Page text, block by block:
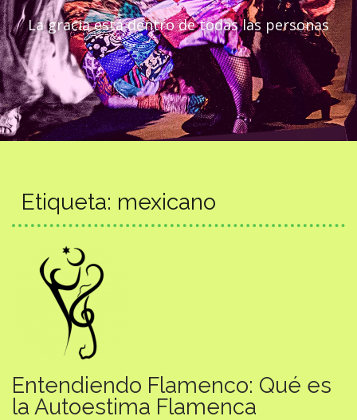
La gracia está dentro de todas las personas
Etiqueta: mexicano
Entendiendo Flamenco: Qué es
la Autoestima Flamenca